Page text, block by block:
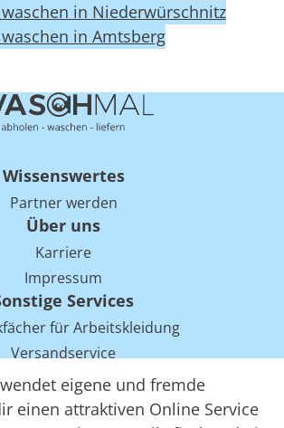
eigene und fremde
einen attraktiven Online Service
in Niederwürschnitz
in Amtsberg
Wissenswertes
Partner werden
Über uns
Karriere
Impressum
Services
für Arbeitskleidung
Versandservice
für Mietwäsche bei Arbeitskleidung
Tracking mit RFID